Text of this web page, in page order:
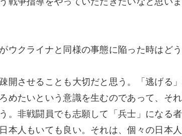
ウクライナと同様の事態に陥った時はど
開させることも大切だと思う。「逃げる
めたいという意識を生むのであって、そ
。非戦闘員でも志願して「兵士」になる
本人もいても良い。それは、個々の日本